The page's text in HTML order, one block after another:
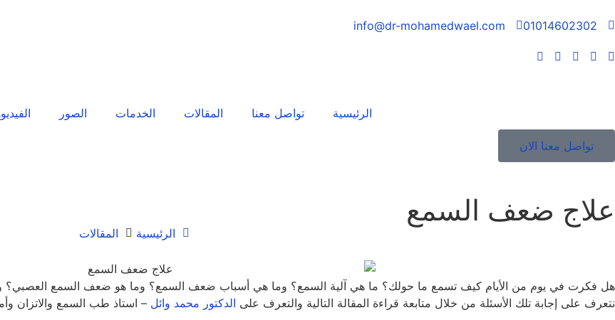
01014602302
info@dr-mohamedwael.com
الرئيسية تواصل معنا المقالات الخدمات الصور
تواصل معنا الان
علاج ضعف السمع
الرئيسية المقالات
هل فكرت في يوم من الأيام كيف تسمع ما حولك؟ ما هي آلية السمع؟ وما هي أسباب ضعف السمع؟ وما هو ضعف السمع العصبي؟
نتعرف على إجابة تلك الأسئلة من خلال متابعة قراءة المقالة التالية والتعرف على الدكتور محمد وائل – استاذ طب السمع والاتزان